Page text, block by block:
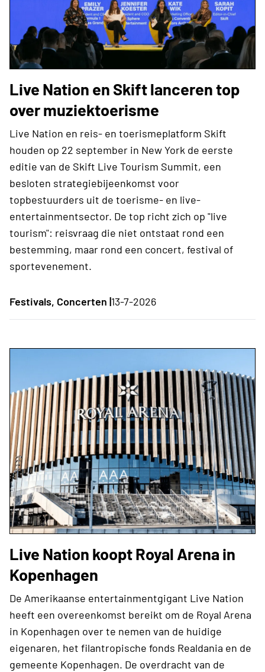
Live Nation en Skift lanceren top
over muziektoerisme
Live Nation en reis- en toerismeplatform Skift
houden op 22 september in New York de eerste
editie van de Skift Live Tourism Summit, een
besloten strategiebijeenkomst voor
topbestuurders uit de toerisme- en live-
entertainmentsector. De top richt zich op "live
tourism": reisvraag die niet ontstaat rond een
bestemming, maar rond een concert, festival of
sportevenement.
Festivals, Concerten |13-7-2026
Live Nation koopt Royal Arena in
Kopenhagen
De Amerikaanse entertainmentgigant Live Nation
heeft een overeenkomst bereikt om de Royal Arena
in Kopenhagen over te nemen van de huidige
eigenaren, het filantropische fonds Realdania en de
gemeente Kopenhagen. De overdracht van de